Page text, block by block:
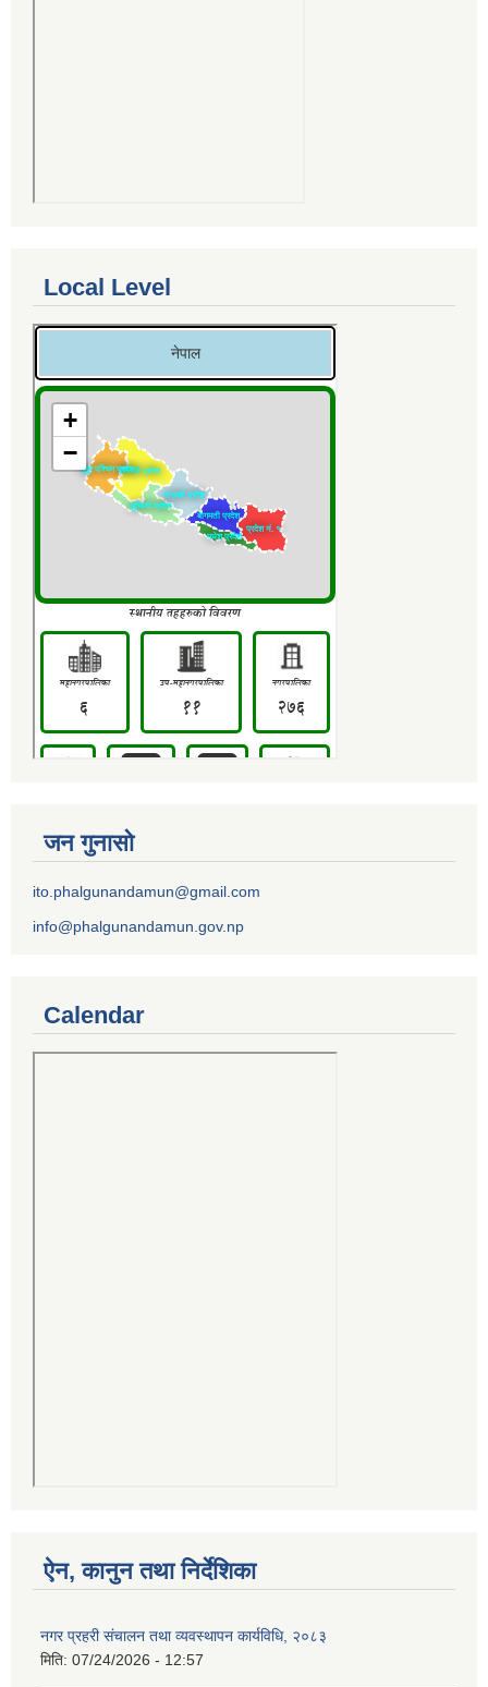
Local Level
जन गुनासो
ito.phalgunandamun@gmail.com
info@phalgunandamun.gov.np
Calendar
ऐन, कानुन तथा निर्देशिका
नगर प्रहरी संचालन तथा व्यवस्थापन कार्यविधि, २०८३
मिति: 07/24/2026 - 12:57